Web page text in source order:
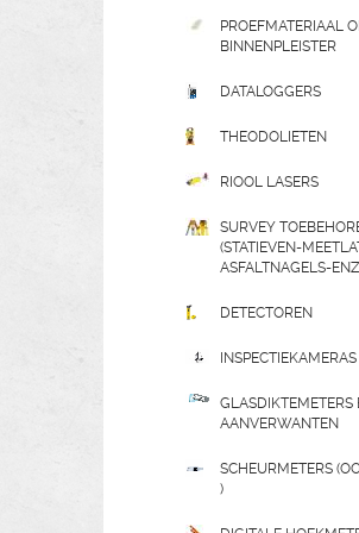
PROEFMATERIAAL
BINNENPLEISTER
DATALOGGERS
THEODOLIETEN
RIOOL LASERS
SURVEY
(STATIEVEN-
ASFALTNAGELS-
DETECTOREN
INSPECTIEKAMERAS
GLASDIKTEMETERS
AANVERWANTEN
SCHEURMETERS
)